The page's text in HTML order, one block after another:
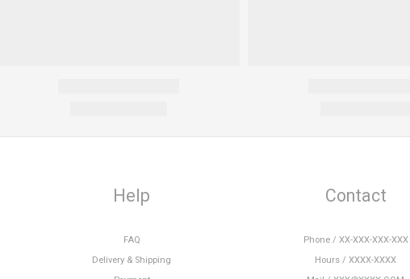
Help
FAQ
Delivery & Shipping
Contact
Phone / XX-XXX-XXX-XXX
Hours / XXXX-XXXX